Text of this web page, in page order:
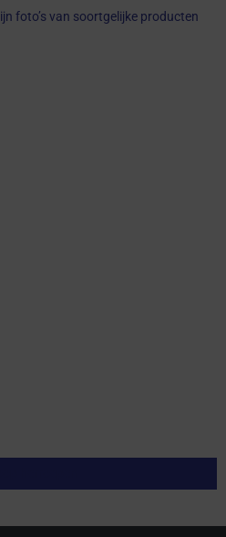
foto’s van soortgelijke producten